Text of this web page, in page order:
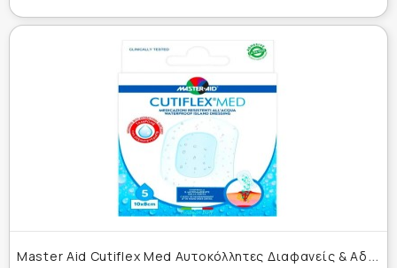
M
aster Aid Cutiflex Med Αυτοκόλλητες Διαφανείς & Αδιάβροχες Γάζες 10x8cm 5τμχ